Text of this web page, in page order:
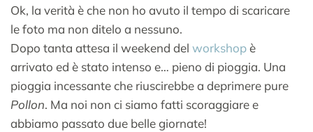
Ok, la verità è che non ho avuto il tempo di scaricare
le foto ma non ditelo a nessuno.
Dopo tanta attesa il weekend del workshopè
arrivato ed è stato intenso e… pieno di pioggia. Una
pioggia incessante che riuscirebbe a deprimere pure
Pollon. Ma noi non ci siamo fatti scoraggiare e
abbiamo passato due belle giornate!